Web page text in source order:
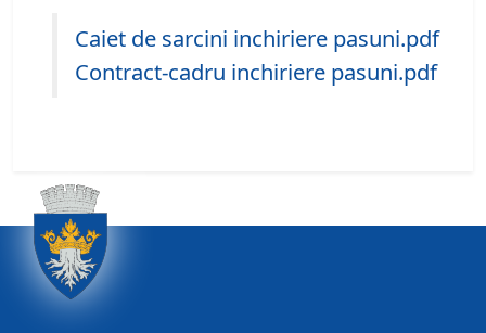
Caiet de sarcini inchiriere pasuni.pdf
Contract-cadru inchiriere pasuni.pdf